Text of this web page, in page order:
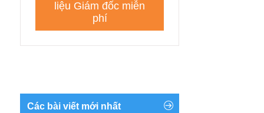
Các bài viết mới nhất